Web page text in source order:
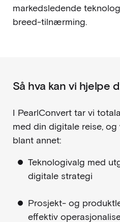
markedsledende
breed-tilnærming.
Så hva kan vi hjelpe
I PearlConvert tar vi
med din digitale reise,
blant annet:
Teknologivalg med
digitale strategi
Prosjekt- og
effektiv